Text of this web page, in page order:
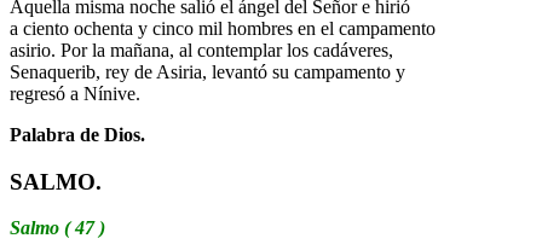
Aquella misma noche salió el ángel del Señor e hirió
a ciento ochenta y cinco mil hombres en el campamento
asirio. Por la mañana, al contemplar los cadáveres,
Senaquerib, rey de Asiria, levantó su campamento y
regresó a Nínive.
Palabra de Dios.
SALMO.
Salmo ( 47 )